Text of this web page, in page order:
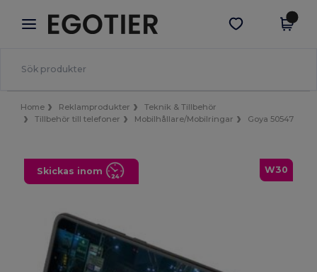
× Egotier-app
Bättre priser i appen!
Hämta app
Home Reklamprodukter
Teknik & Tillbehör
Tillbehör till telefoner
Mobilhållare/Mobilringar Goya 50547
W30
Skickas inom